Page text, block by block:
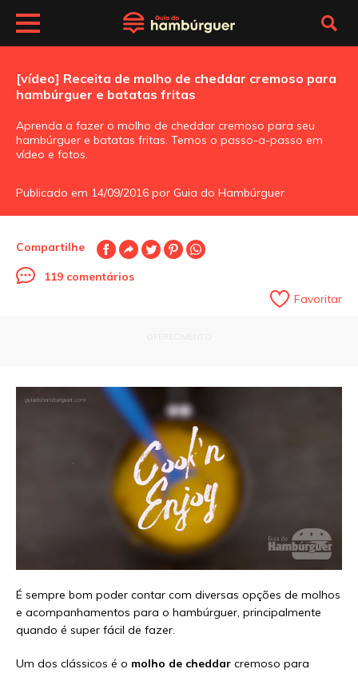
[vídeo] Receita de molho de cheddar cremoso para
hambúrguer e batatas fritas
Aprenda a fazer o molho de cheddar cremoso para seu
hambúrguer e batatas fritas. Temos o passo-a-passo em
vídeo e fotos.
Publicado em 14/09/2016 por Guia do Hambúrguer
Compartilhe
119 comentários
Favoritar
É sempre bom poder contar com diversas opções de molhos
e acompanhamentos para o hambúrguer, principalmente
quando é super fácil de fazer.
Um dos clássicos é o molho de cheddar cremoso para